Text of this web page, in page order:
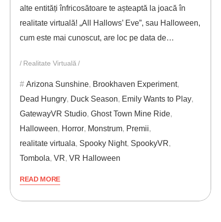
alte entități înfricosătoare te așteaptă la joacă în
realitate virtuală! „All Hallows’ Eve”, sau Halloween,
cum este mai cunoscut, are loc pe data de…
Realitate Virtuală
Arizona Sunshine, Brookhaven Experiment,
Dead Hungry, Duck Season, Emily Wants to Play,
GatewayVR Studio, Ghost Town Mine Ride,
Halloween, Horror, Monstrum, Premii,
realitate virtuala, Spooky Night, SpookyVR,
Tombola, VR, VR Halloween
READ MORE